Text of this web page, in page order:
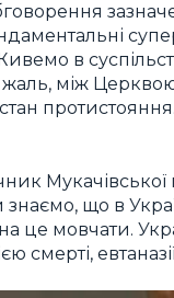
в
між
Мукачівської
що в
мовчати.
смерті,